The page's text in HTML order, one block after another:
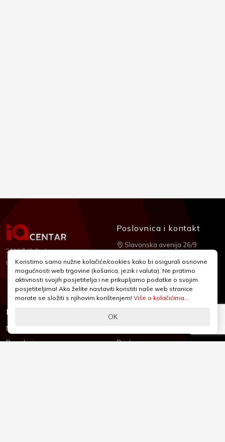
2026 © IQ Centar
Izrada:Nubilus
Informacije
Novosti & Promocije
Brandovi
Podrška
Dostava
Poslovnica i kontakt
Slavonska avenija 26/9
+385 1 2455 950
webshop@iqcentar.hr
Pon - Pet od 9 - 17h
Koristimo samo nužne kolačiće/cookies kako bi osigurali osnovne
mogućnosti web trgovine (košarica, jezik i valuta). Ne pratimo
aktivnosti svojih posjetitelja i ne prikupljamo podatke o svojim
posjetiteljima! Ako želite nastaviti koristiti naše web stranice
morate se složiti s njihovim korištenjem! Više o kolačićima...
OK